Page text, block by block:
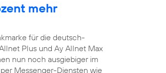
mehr
für die deutsch-
Plus und Ay Allnet Max
nun noch ausgiebiger im
Messenger-Diensten wie